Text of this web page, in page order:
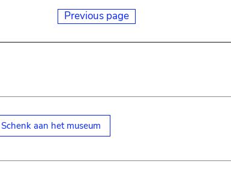
Previous page
Schenk aan het museum